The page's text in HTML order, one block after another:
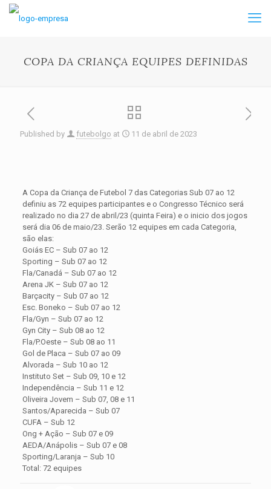
COPA DA CRIANÇA EQUIPES DEFINIDAS
Published by futebolgo at 11 de abril de 2023
A Copa da Criança de Futebol 7 das Categorias Sub 07 ao 12
definiu as 72 equipes participantes e o Congresso Técnico será
realizado no dia 27 de abril/23 (quinta Feira) e o inicio dos jogos
será dia 06 de maio/23. Serão 12 equipes em cada Categoria,
são elas:
Goiás EC – Sub 07 ao 12
Sporting – Sub 07 ao 12
Fla/Canadá – Sub 07 ao 12
Arena JK – Sub 07 ao 12
Barçacity – Sub 07 ao 12
Esc. Boneko – Sub 07 ao 12
Fla/Gyn – Sub 07 ao 12
Gyn City – Sub 08 ao 12
Fla/P.Oeste – Sub 08 ao 11
Gol de Placa – Sub 07 ao 09
Alvorada – Sub 10 ao 12
Instituto Set – Sub 09, 10 e 12
Independência – Sub 11 e 12
Oliveira Jovem – Sub 07, 08 e 11
Santos/Aparecida – Sub 07
CUFA – Sub 12
Ong + Ação – Sub 07 e 09
AEDA/Anápolis – Sub 07 e 08
Sporting/Laranja – Sub 10
Total: 72 equipes